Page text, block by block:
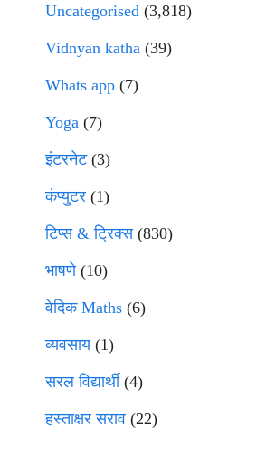
Uncategorised (3,818)
Vidnyan katha (39)
Whats app (7)
Yoga (7)
इंटरनेट(3)
कंप्युटर (1)
टिप्स & ट्रिक्स(830)
भाषणे(10)
वेदिक Maths (6)
व्यवसाय(1)
सरल विद्यार्थी(4)
हस्ताक्षर सराव (22)